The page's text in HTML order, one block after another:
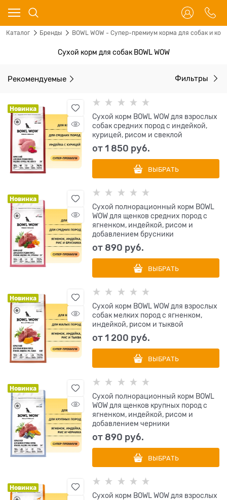
Каталог Бренды BOWL WOW - Супер-премиум корма для собак и
Сухой корм для собак BOWL WOW
Рекомендуемые Фильтры
Новинка
Сухой корм BOWL WOW для взрослых
собак средних пород с индейкой,
курицей, рисом и свеклой
от1 850 руб.
ВЫБРАТЬ
Новинка
Сухой полнорационный корм BOWL
WOW для щенков средних пород с
ягненком, индейкой, рисом и
добавлением брусники
от 890 руб.
ВЫБРАТЬ
Новинка
Сухой корм BOWL WOW для взрослых
собак мелких пород с ягненком,
индейкой, рисом и тыквой
от1 200 руб.
ВЫБРАТЬ
Новинка
Сухой полнорационный корм BOWL
WOW для щенков крупных пород с
ягненком, индейкой, рисом и
добавлением черники
от 890 руб.
ВЫБРАТЬ
Новинка
Сухой корм BOWL WOW для взрослых